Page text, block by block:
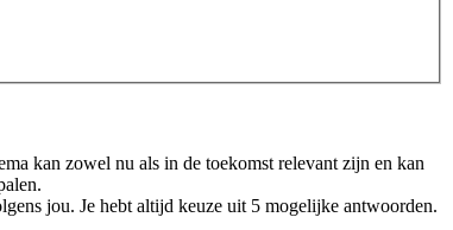
kan zowel nu als in de toekomst relevant zijn en kan
jou. Je hebt altijd keuze uit 5 mogelijke antwoorden.